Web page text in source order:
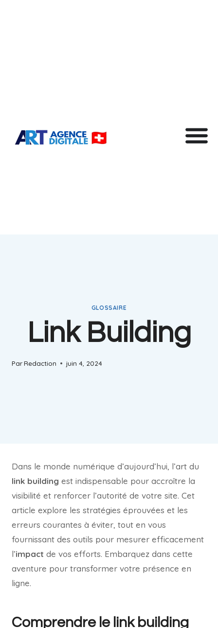
GLOSSAIRE
Link Building
ParRedaction juin 4, 2024
Dans le monde numérique d’aujourd’hui, l’art du
link building est indispensable pour accroître la
visibilité et renforcer l’autorité de votre site. Cet
article explore les stratégies éprouvées et les
erreurs courantes à éviter, tout en vous
fournissant des outils pour mesurer efficacement
l’impact de vos efforts. Embarquez dans cette
aventure pour transformer votre présence en
ligne.
Comprendre le link building